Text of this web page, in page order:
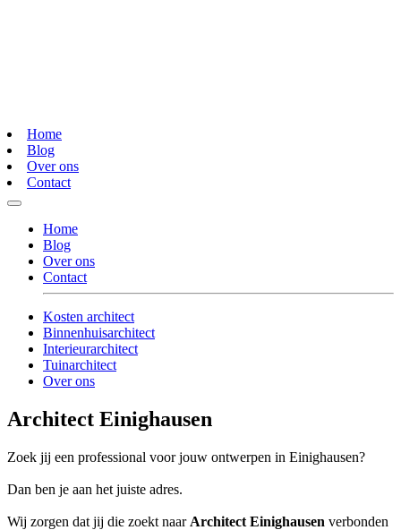
Home
Blog
Over ons
Contact
Home
Blog
Over ons
Contact
Kosten architect
Binnenhuisarchitect
Interieurarchitect
Tuinarchitect
Over ons
Architect Einighausen
Zoek jij een professional voor jouw ontwerpen in Einighausen?
Dan ben je aan het juiste adres.
Wij zorgen dat jij die zoekt naar Architect Einighausen verbonden